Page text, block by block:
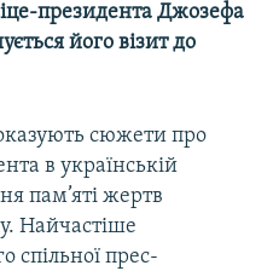
президента Джозефа
його візит до
сюжети про
в українській
пам’яті жертв
Найчастіше
спільної прес-